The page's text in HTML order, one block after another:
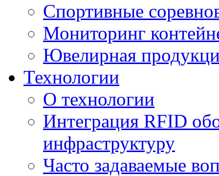
Спортивные
Мониторинг
Ювелирная
Технологии
О технологии
Интеграция RFID
инфраструктуру
Часто задаваемые